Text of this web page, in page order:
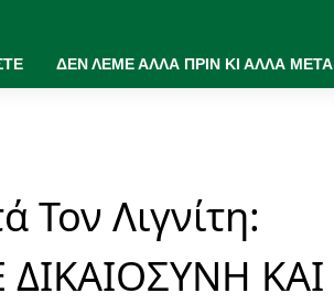
ΔΕΝ ΛΕΜΕ ΑΛΛΑ ΠΡΙΝ ΚΙ ΑΛΛΑ ΜΕΤΑ
Τον Λιγνίτη:
ΚΑΙ